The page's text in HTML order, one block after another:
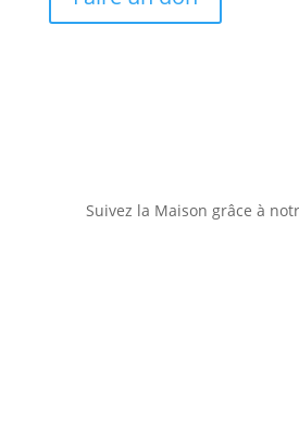
Suivez la Maison grâce à